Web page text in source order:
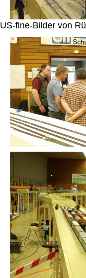
US-fine-Bilder von